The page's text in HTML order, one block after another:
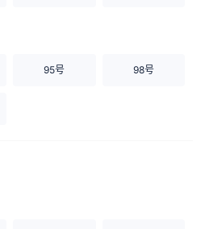
95号 98号